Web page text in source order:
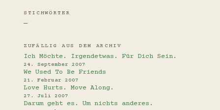
STICHWÖRTER
—
ZUFÄLLIG AUS DEM ARCHIV
Ich Möchte. Irgendetwas. Für Dich Sein.
24. September 2007
We Used To Be Friends
21. Februar 2007
Love Hurts. Move Along.
27. Juli 2007
Darum geht es. Um nichts anderes.